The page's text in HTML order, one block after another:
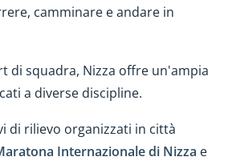
camminare e andare in
di squadra, Nizza offre un'ampia
a diverse discipline.
di rilievo organizzati in città
Internazionale di Nizza e